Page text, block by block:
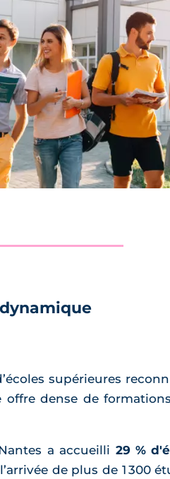
supérieures
offre dense de
a accueilli 29 %
de plus de 1 300